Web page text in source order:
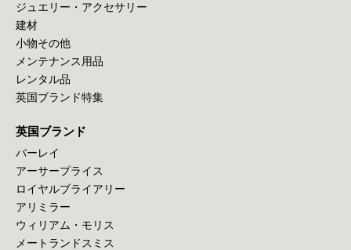
ジュエリー・アクセサリー
建材
小物その他
メンテナンス用品
レンタル品
英国ブランド特集
英国ブランド
バーレイ
アーサープライス
ロイヤルブライアリー
アリミラー
ウィリアム・モリス
メートランドスミス